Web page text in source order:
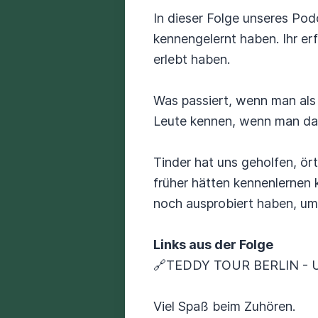
In dieser Folge unseres
kennengelernt haben. Ihr
erlebt haben.
Was passiert, wenn man
Leute kennen, wenn man
Tinder hat uns geholfen,
früher hätten kennenlernen
noch ausprobiert haben,
Links aus der Folge
🔗TEDDY TOUR BERLIN -
Viel Spaß beim Zuhören.